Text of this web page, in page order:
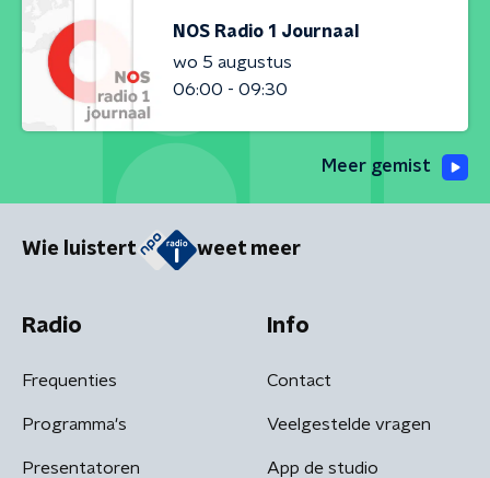
NOS Radio 1 Journaal
wo 5 augustus
06:00 - 09:30
Meer gemist
Wie luistert weet meer
Radio
Frequenties
Programma's
Presentatoren
Info
Contact
Veelgestelde vragen
App de studio